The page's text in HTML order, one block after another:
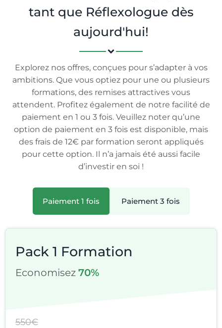
tant que Réflexologue dès
aujourd'hui!
Explorez nos offres, conçues pour s’adapter à vos
ambitions. Que vous optiez pour une ou plusieurs
formations, des remises attractives vous
attendent. Profitez également de notre facilité de
paiement en 1 ou 3 fois. Veuillez noter qu’une
option de paiement en 3 fois est disponible, mais
des frais de 12€ par formation seront appliqués
pour cette option. Il n’a jamais été aussi facile
d’investir en soi !
Paiement 1 fois Paiement 3 fois
Pack 1 Formation
Economisez 70%
550€